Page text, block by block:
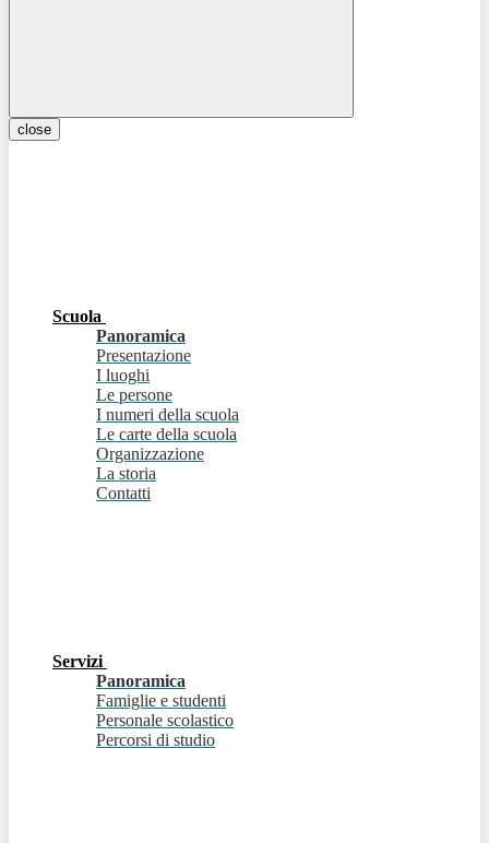
close
Scuola
Panoramica
Presentazione
I luoghi
Le persone
I numeri della scuola
Le carte della scuola
Organizzazione
La storia
Contatti
Servizi
Panoramica
Famiglie e studenti
Personale scolastico
Percorsi di studio